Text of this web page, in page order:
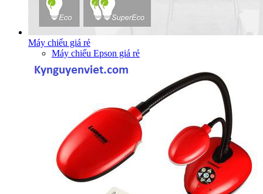
Máy chiếu giá rẻ
Máy chiếu Epson giá rẻ